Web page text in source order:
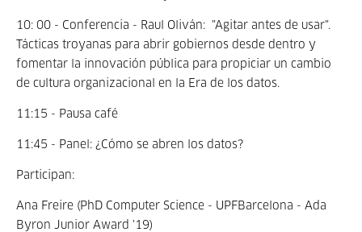
10: 00 - Conferencia - Raul Oliván: "Agitar antes de usar".
Tácticas troyanas para abrir gobiernos desde dentro y
fomentar la innovación pública para propiciar un cambio
de cultura organizacional en la Era de los datos.
11:15 - Pausa café
11:45 - Panel: ¿Cómo se abren los datos?
Participan:
Ana Freire (PhD Computer Science - UPFBarcelona - Ada
Byron Junior Award '19)